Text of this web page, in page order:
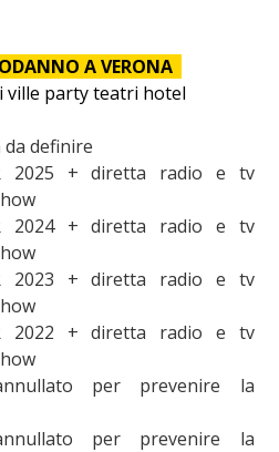
A VERONA
ville party teatri hotel
da definire
2025 + diretta radio e tv
2024 + diretta radio e tv
2023 + diretta radio e tv
2022 + diretta radio e tv
per prevenire la
per prevenire la